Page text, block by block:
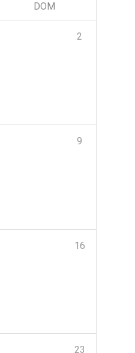
DOM
2
9
16
23